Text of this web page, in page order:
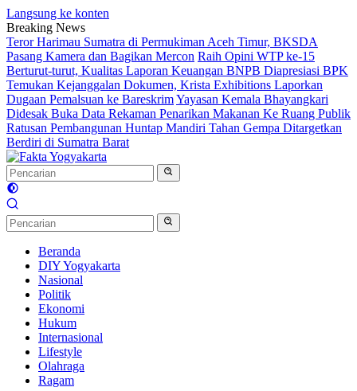
Langsung ke konten
Breaking News
Teror Harimau Sumatra di Permukiman Aceh Timur, BKSDA
Pasang Kamera dan Bagikan Mercon Raih Opini WTP ke-15
Berturut-turut, Kualitas Laporan Keuangan BNPB Diapresiasi BPK
Temukan Kejanggalan Dokumen, Krista Exhibitions Laporkan
Dugaan Pemalsuan ke BareskrimYayasan Kemala Bhayangkari
Didesak Buka Data Rekaman Penarikan Makanan Ke Ruang Publik
Ratusan Pembangunan Huntap Mandiri Tahan Gempa Ditargetkan
Berdiri di Sumatra Barat
Beranda
DIY Yogyakarta
Nasional
Politik
Ekonomi
Hukum
Internasional
Lifestyle
Olahraga
Ragam